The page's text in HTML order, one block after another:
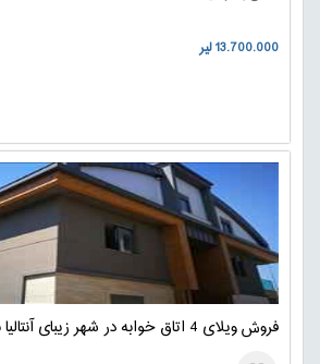
13.700.000 لیر
فروش ویلای 4 اتاق خوابه در شهر زیبای آنتالیا با استخر اختصاصی